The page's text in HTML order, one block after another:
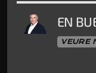
EN
VEURE